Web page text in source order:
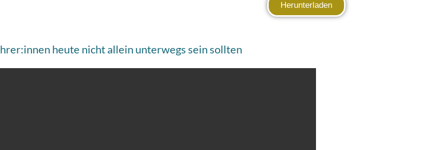
Herunterladen
heute nicht allein unterwegs sein sollten